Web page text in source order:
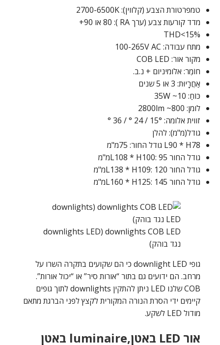
טמפרטורת הצבע (קלווין): 2700-6500K
מדד קורעות צבע (ערך RA ): 80 או 90+
THD<15%
מתח עבודה: 100-265V AC
מקור אור: COB LED
חוֹמֶר: אלומיניום + נ.ב.
אַחֲרָיוּת: 3 או 5 שנים
כּוֹחַ: 10~ 35W
לומן: 800~ 2800lm
זווית אלומה: 15° / 24 ° / 36 °
גודל(מ"מ): להלן
L90 * H78 גודל החור: 75מ"מ
גודל החור L108 * H100: 95מ"מ
גודל החור L138 * H109: 120מ"מ
גודל החור L160 * H125: 145מ"מ
downlights COB LED (downlights LED
נגד בוהק)
גופי downlight LED כי הם שקועים בתקרה השרו על
מרחב. הם ידועים גם בתור “אורות סיר” או “יכול אורות”.
COB שלנו LED ניתן להתקין downlights לתוך גופים
קיימים ידי הסרת הנורה המקורית לקצץ לפני הברגת מתאם
מודול LED לשקע.
אור LED באטן,luminaire באטן